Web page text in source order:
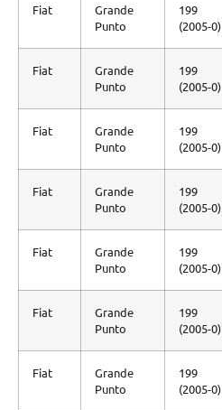
Fiat
Grande
Punto
199
(2005-0)
Fiat
Grande
Punto
199
(2005-0)
Fiat
Grande
Punto
199
(2005-0)
Fiat
Grande
Punto
199
(2005-0)
Fiat
Grande
Punto
199
(2005-0)
Fiat
Grande
Punto
199
(2005-0)
Fiat
Grande
Punto
199
(2005-0)